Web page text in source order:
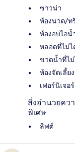
ซาวน่า
ห้องนวด/ท
ห้องอบไอน้
หลอดที่ไม่
ขวดน้ำที่ไ
ห้องจัดเลี้ยง
เฟอร์นิเจอ
สิ่งอำนวยคว
พิเศษ
ลิฟต์